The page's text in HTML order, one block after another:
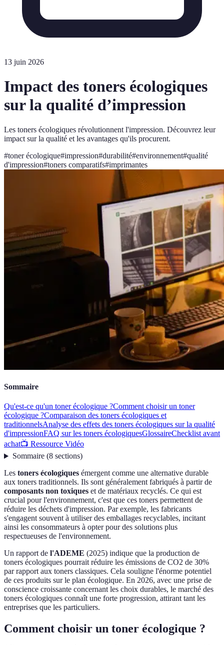
13 juin 2026
Impact des toners écologiques
sur la qualité d’impression
Les toners écologiques révolutionnent l'impression. Découvrez leur
impact sur la qualité et les avantages qu'ils procurent.
#toner écologique#impression#durabilité#environnement#qualité
d'impression#toners comparatifs#imprimantes
Sommaire
Qu'est-ce qu'un toner écologique ?Comment choisir un toner
écologique ?Comparaison des toners écologiques et
traditionnelsAnalyse des effets des toners écologiques sur la qualité
d'impressionFAQ sur les toners écologiquesGlossaireChecklist avant
achat📺 Ressource Vidéo
Sommaire(8 sections)
Les toners écologiques émergent comme une alternative durable
aux toners traditionnels. Ils sont généralement fabriqués à partir de
composants non toxiques et de matériaux recyclés. Ce qui est
crucial pour l'environnement, c'est que ces toners permettent de
réduire les déchets d'impression. Par exemple, les fabricants
s'engagent souvent à utiliser des emballages recyclables, incitant
ainsi les consommateurs à opter pour des solutions plus
respectueuses de l'environnement.
Un rapport de l'ADEME (2025) indique que la production de
toners écologiques pourrait réduire les émissions de CO2 de 30%
par rapport aux toners classiques. Cela souligne l'énorme potentiel
de ces produits sur le plan écologique. En 2026, avec une prise de
conscience croissante concernant les choix durables, le marché des
toners écologiques connaît une forte progression, attirant tant les
entreprises que les particuliers.
Comment choisir un toner écologique ?